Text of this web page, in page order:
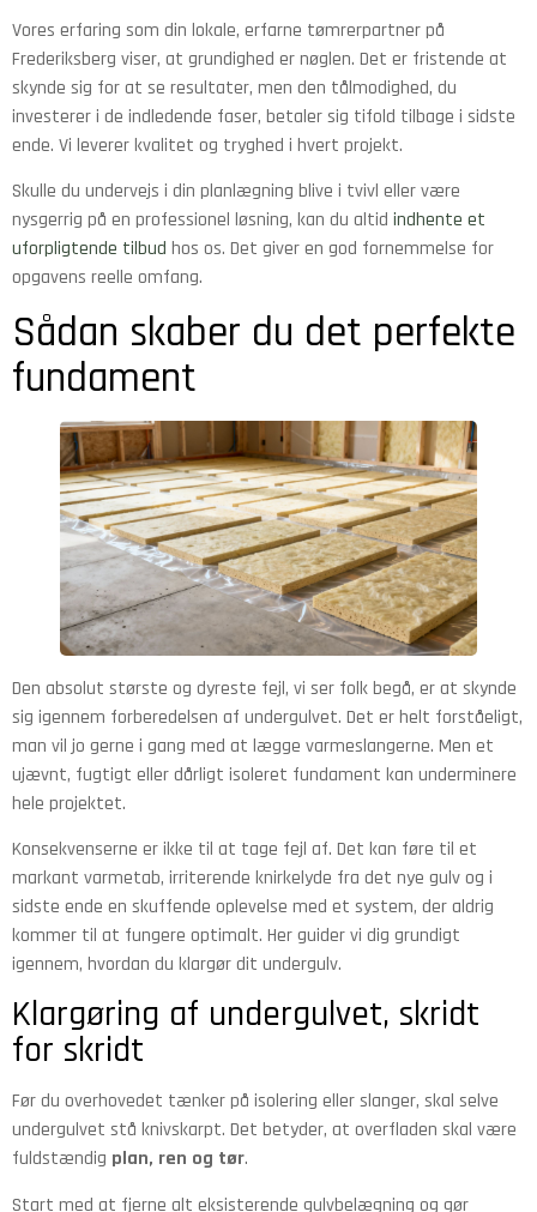
Vores erfaring som din lokale, erfarne tømrerpartner på
Frederiksberg viser, at grundighed er nøglen. Det er fristende at
skynde sig for at se resultater, men den tålmodighed, du
investerer i de indledende faser, betaler sig tifold tilbage i sidste
ende. Vi leverer kvalitet og tryghed i hvert projekt.
Skulle du undervejs i din planlægning blive i tvivl eller være
nysgerrig på en professionel løsning, kan du altid indhente et
uforpligtende tilbud hos os. Det giver en god fornemmelse for
opgavens reelle omfang.
Sådan skaber du det perfekte
fundament
Den absolut største og dyreste fejl, vi ser folk begå, er at skynde
sig igennem forberedelsen af undergulvet. Det er helt forståeligt,
man vil jo gerne i gang med at lægge varmeslangerne. Men et
ujævnt, fugtigt eller dårligt isoleret fundament kan underminere
hele projektet.
Konsekvenserne er ikke til at tage fejl af. Det kan føre til et
markant varmetab, irriterende knirkelyde fra det nye gulv og i
sidste ende en skuffende oplevelse med et system, der aldrig
kommer til at fungere optimalt. Her guider vi dig grundigt
igennem, hvordan du klargør dit undergulv.
Klargøring af undergulvet, skridt
for skridt
Før du overhovedet tænker på isolering eller slanger, skal selve
undergulvet stå knivskarpt. Det betyder, at overfladen skal være
fuldstændig plan, ren og tør.
Start med at fjerne alt eksisterende gulvbelægning og gør